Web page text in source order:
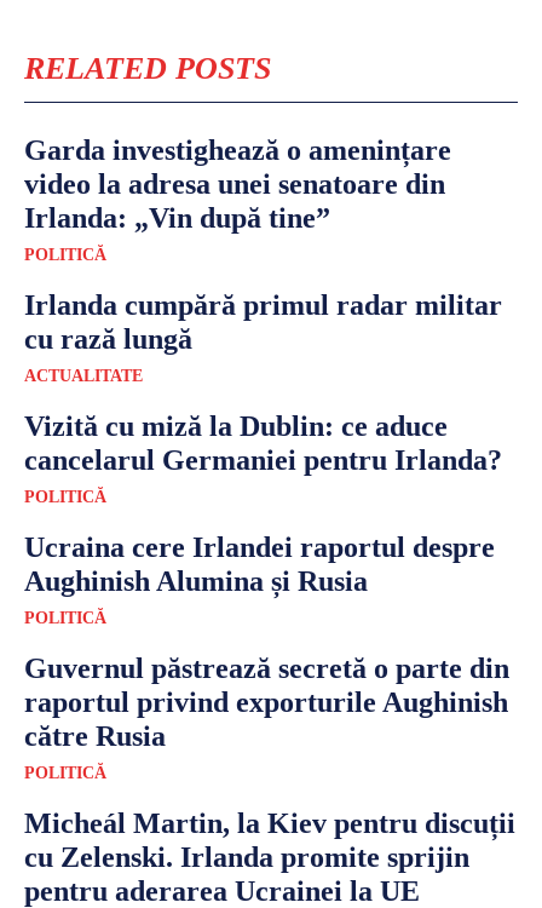
RELATED POSTS
Garda investighează o amenințare
video la adresa unei senatoare din
Irlanda: „Vin după tine”
POLITICĂ
Irlanda cumpără primul radar militar
cu rază lungă
ACTUALITATE
Vizită cu miză la Dublin: ce aduce
cancelarul Germaniei pentru Irlanda?
POLITICĂ
Ucraina cere Irlandei raportul despre
Aughinish Alumina și Rusia
POLITICĂ
Guvernul păstrează secretă o parte din
raportul privind exporturile Aughinish
către Rusia
POLITICĂ
Micheál Martin, la Kiev pentru discuții
cu Zelenski. Irlanda promite sprijin
pentru aderarea Ucrainei la UE